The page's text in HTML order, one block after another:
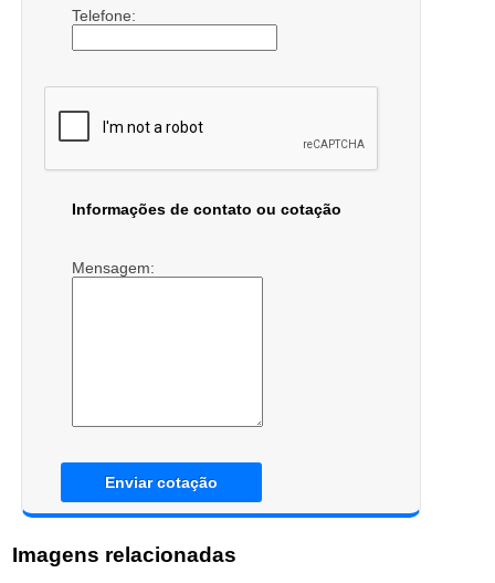
Telefone:
Informações de contato ou cotação
Mensagem:
Enviar cotação
Imagens relacionadas